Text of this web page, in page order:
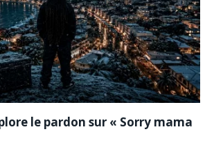
le pardon sur « Sorry mama